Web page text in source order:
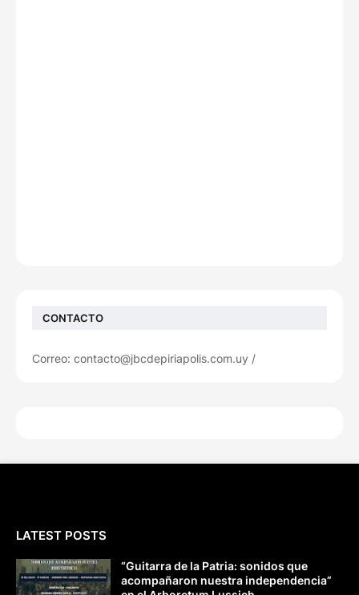
CONTACTO
Correo: contacto@jbcdepiriapolis.com.uy /
LATEST POSTS
“Guitarra de la Patria: sonidos que
acompañaron nuestra independencia”